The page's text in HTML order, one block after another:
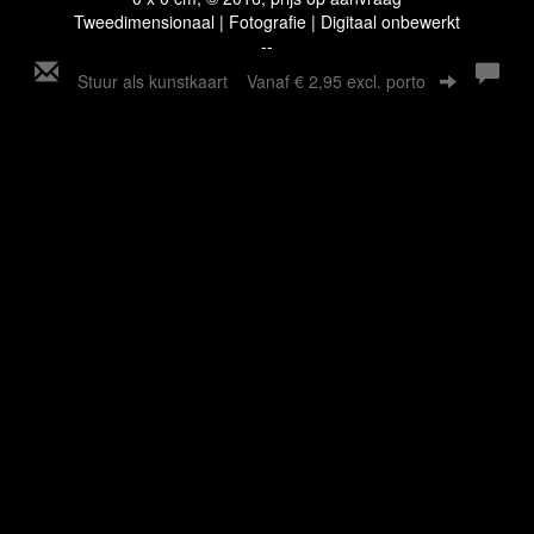
Tweedimensionaal | Fotografie | Digitaal onbewerkt
--
Stuur als kunstkaart Vanaf € 2,95 excl. porto